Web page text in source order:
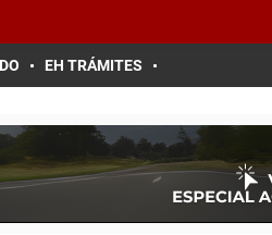
EH TRÁMITES